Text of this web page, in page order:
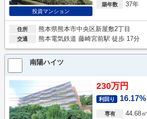
投資マンション
築年数 37年
住所 熊本県熊本市中央区新屋敷2丁目
交通 熊本電気鉄道 藤崎宮前駅 徒歩 17分
南陽ハイツ
230万円
利回り 16.17%
専有 44.68㎡